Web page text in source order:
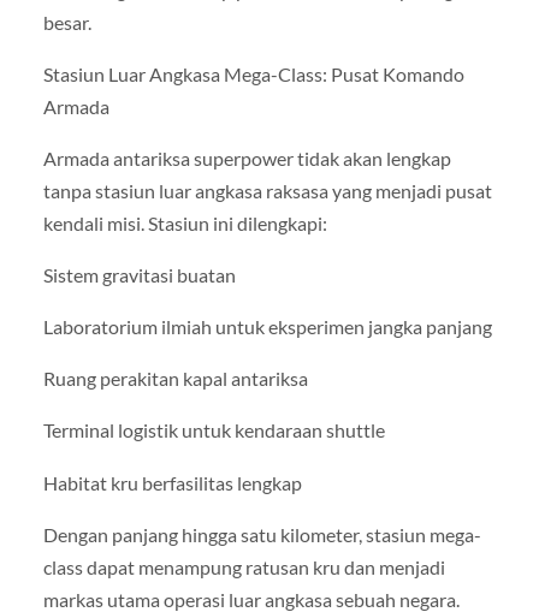
besar.
Stasiun Luar Angkasa Mega-Class: Pusat Komando
Armada
Armada antariksa superpower tidak akan lengkap
tanpa stasiun luar angkasa raksasa yang menjadi pusat
kendali misi. Stasiun ini dilengkapi:
Sistem gravitasi buatan
Laboratorium ilmiah untuk eksperimen jangka panjang
Ruang perakitan kapal antariksa
Terminal logistik untuk kendaraan shuttle
Habitat kru berfasilitas lengkap
Dengan panjang hingga satu kilometer, stasiun mega-
class dapat menampung ratusan kru dan menjadi
markas utama operasi luar angkasa sebuah negara.